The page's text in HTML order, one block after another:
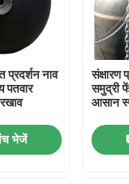
नाव
पतवार
भेजें
संक्षारण
समुद्री
आसान